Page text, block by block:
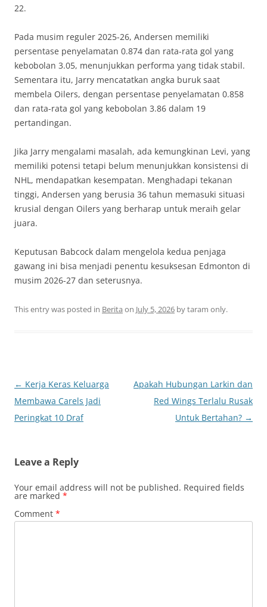
22.
Pada musim reguler 2025-26, Andersen memiliki
persentase penyelamatan 0.874 dan rata-rata gol yang
kebobolan 3.05, menunjukkan performa yang tidak stabil.
Sementara itu, Jarry mencatatkan angka buruk saat
membela Oilers, dengan persentase penyelamatan 0.858
dan rata-rata gol yang kebobolan 3.86 dalam 19
pertandingan.
Jika Jarry mengalami masalah, ada kemungkinan Levi, yang
memiliki potensi tetapi belum menunjukkan konsistensi di
NHL, mendapatkan kesempatan. Menghadapi tekanan
tinggi, Andersen yang berusia 36 tahun memasuki situasi
krusial dengan Oilers yang berharap untuk meraih gelar
juara.
Keputusan Babcock dalam mengelola kedua penjaga
gawang ini bisa menjadi penentu kesuksesan Edmonton di
musim 2026-27 dan seterusnya.
This entry was posted in Berita on July 5, 2026 bytaram only.
Post
navigation
← Kerja Keras Keluarga
Membawa Carels Jadi
Peringkat 10 Draf
Apakah Hubungan Larkin dan
Red Wings Terlalu Rusak
Untuk Bertahan? →
Leave a Reply
Your email address will not be published. Required fields
are marked *
Comment *